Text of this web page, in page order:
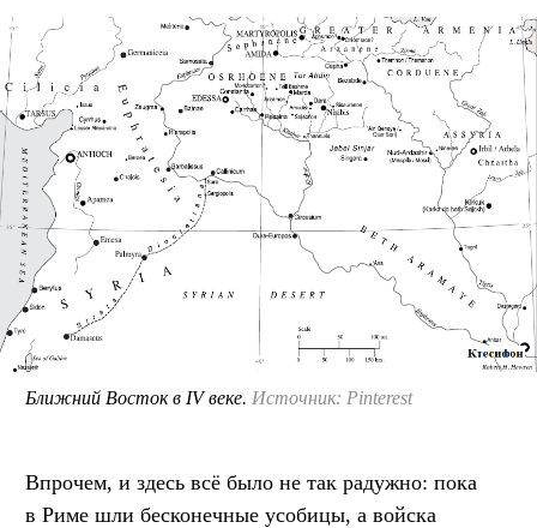
Ближний Восток в IV веке. Источник: Pinterest
Впрочем, и здесь всё было не так радужно: пока
в Риме шли бесконечные усобицы, а войска